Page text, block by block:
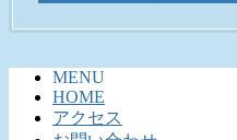
MENU
HOME
アクセス